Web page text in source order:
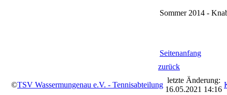
Sommer 2014 -
Seitenanfang
zurück
©TSV Wassermungenau e.V. - Tennisabteilung
letzte Änderung:
16.05.2021 14:16